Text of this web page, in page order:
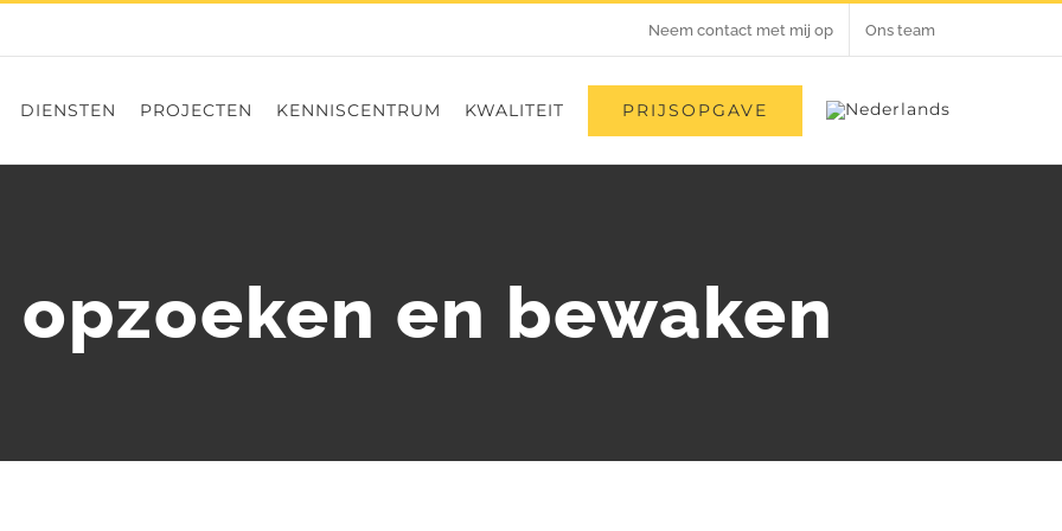
Neem contact met mij op Ons team
DIENSTEN PROJECTEN KENNISCENTRUM KWALITEIT PRIJSOPGAVE
opzoeken en bewaken